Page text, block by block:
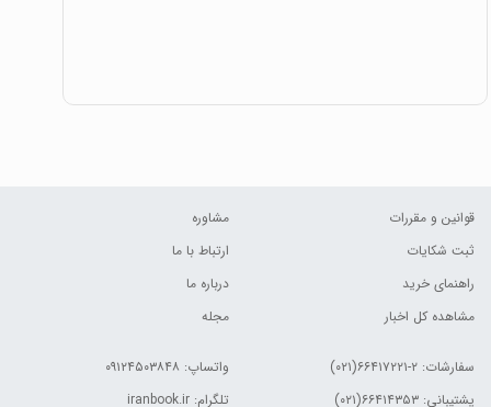
قوانین و مقررات
ثبت شکایات
راهنمای خرید
مشاهده کل اخبار
مشاوره
ارتباط با ما
درباره ما
مجله
سفارشات: ۲-۶۶۴۱۷۲۲۱(۰۲۱)
پشتیبانی: ۶۶۴۱۴۳۵۳(۰۲۱)
واتساپ: ۰۹۱۲۴۵۰۳۸۴۸
تلگرام: iranbook.ir